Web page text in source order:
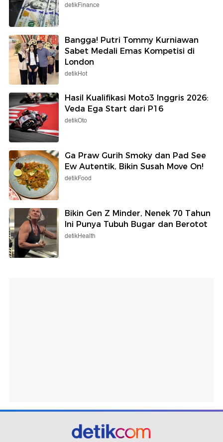
detikFinance
Bangga! Putri Tommy Kurniawan
Sabet Medali Emas Kompetisi di
London
detikHot
Hasil Kualifikasi Moto3 Inggris 2026:
Veda Ega Start dari P16
detikOto
Ga Praw Gurih Smoky dan Pad See
Ew Autentik, Bikin Susah Move On!
detikFood
Bikin Gen Z Minder, Nenek 70 Tahun
Ini Punya Tubuh Bugar dan Berotot
detikHealth